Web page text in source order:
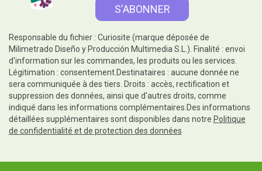
Responsable du fichier : Curiosite (marque déposée de
Milimetrado Diseño y Producción Multimedia S.L.). Finalité : envoi
d'information sur les commandes, les produits ou les services.
Légitimation : consentement.Destinataires : aucune donnée ne
sera communiquée à des tiers. Droits : accès, rectification et
suppression des données, ainsi que d'autres droits, comme
indiqué dans les informations complémentaires.Des informations
détaillées supplémentaires sont disponibles dans notre Politique
de confidentialité et de protection des données